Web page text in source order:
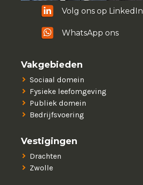
Volg ons op LinkedIn
WhatsApp ons
Vakgebieden
Sociaal domein
Fysieke leefomgeving
Publiek domein
Bedrijfsvoering
Vestigingen
Drachten
Zwolle